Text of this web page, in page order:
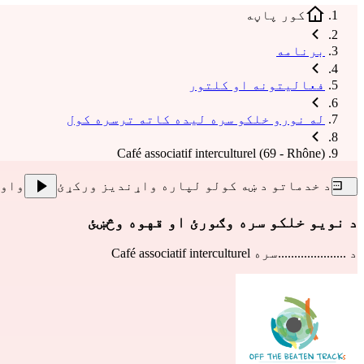
کور پاڼه
برنامه
فعالیتونه او کلتور
له نورو خلکو سره لیده کاته ترسره کول
Café associatif interculturel (69 - Rhône)
د خدماتو د ښه کولو لپاره واړندیز ورکړئ
د نویو خلکو سره وګورئ او قهوه وڅښئ
د .....................سره Café associatif interculturel